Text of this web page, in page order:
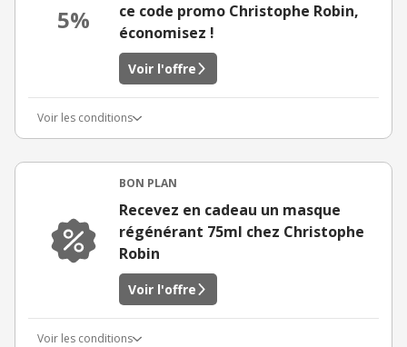
5%
ce code promo Christophe Robin,
économisez !
Voir l'offre
Voir les conditions
BON PLAN
Recevez en cadeau un masque
régénérant 75ml chez Christophe
Robin
Voir l'offre
Voir les conditions